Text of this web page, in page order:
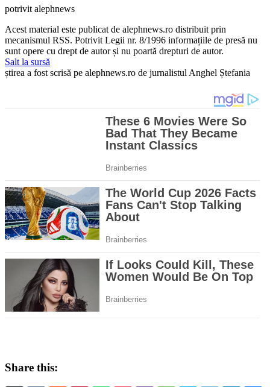
potrivit alephnews
Acest material este publicat de alephnews.ro distribuit prin
mecanismul RSS. Potrivit Legii nr. 8/1996 informațiile de presă nu
sunt opere cu drept de autor și nu poartă drepturi de autor.
Salt la sursă
știrea a fost scrisă pe alephnews.ro de jurnalistul Anghel Ștefania
Share this: